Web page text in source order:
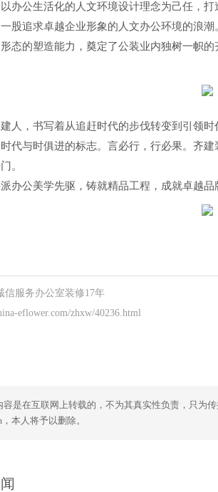
办公生活化的人文环境设计理念为己任，
股追求卓越企业形象的人文办公环境的浪
态的塑造能力，奠定了公装业内独树一帜
人，书写着从追赶时代的步伐转变到引领
代与时俱进的标志。言必行，行必果。齐
。
办公美学先驱，铸就精品工程，成就卓越品
信服务办公室装修17年
eflower.com/zhxw/40236.html
容是在互联网上转载的，不为其真实性负责，只为
本人将予以删除。